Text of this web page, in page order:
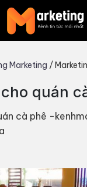
Marketing /
quán
cà phê -